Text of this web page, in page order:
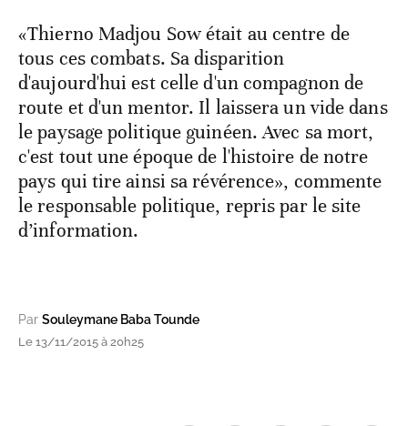
«Thierno Madjou Sow était au centre de
tous ces combats. Sa disparition
d'aujourd'hui est celle d'un compagnon de
route et d'un mentor. Il laissera un vide dans
le paysage politique guinéen. Avec sa mort,
c'est tout une époque de l'histoire de notre
pays qui tire ainsi sa révérence», commente
le responsable politique, repris par le site
d’information.
Par Souleymane Baba Tounde
Le 13/11/2015 à 20h25